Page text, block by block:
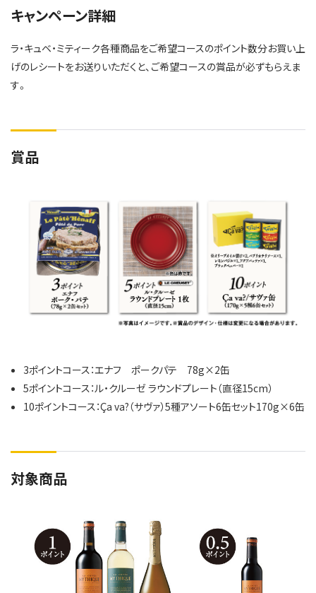
キャンペーン詳細
ラ・キュベ・ミティーク各種商品をご希望コースのポイント数分お買い上
げのレシートをお送りいただくと、ご希望コースの賞品が必ずもらえま
す。
賞品
3ポイントコース：エナフ ポークパテ 78g×2缶
5ポイントコース：ル・クルーゼ ラウンドプレート（直径15cm）
10ポイントコース：Ça va?（サヴァ）5種アソート6缶セット170g×6缶
対象商品